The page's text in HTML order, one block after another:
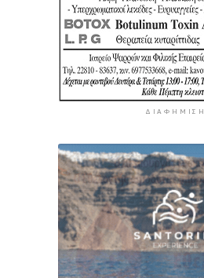
ΔΙΑΦΉΜΙΣΗ